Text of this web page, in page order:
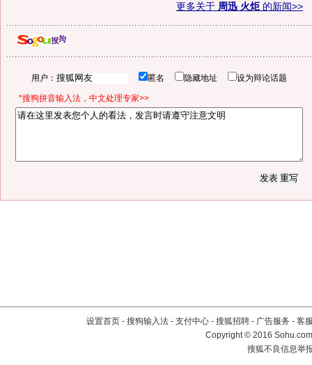
更多关于 周迅 火炬 的新闻>>
用户： 匿名 隐藏地址 设为辩论话题
*搜狗拼音输入法，中文处理专家>>
设置首页 - 搜狗输入法 - 支付中心 - 搜狐招聘 - 广告服务 - 客
Copyright©2016
搜狐不良信息举